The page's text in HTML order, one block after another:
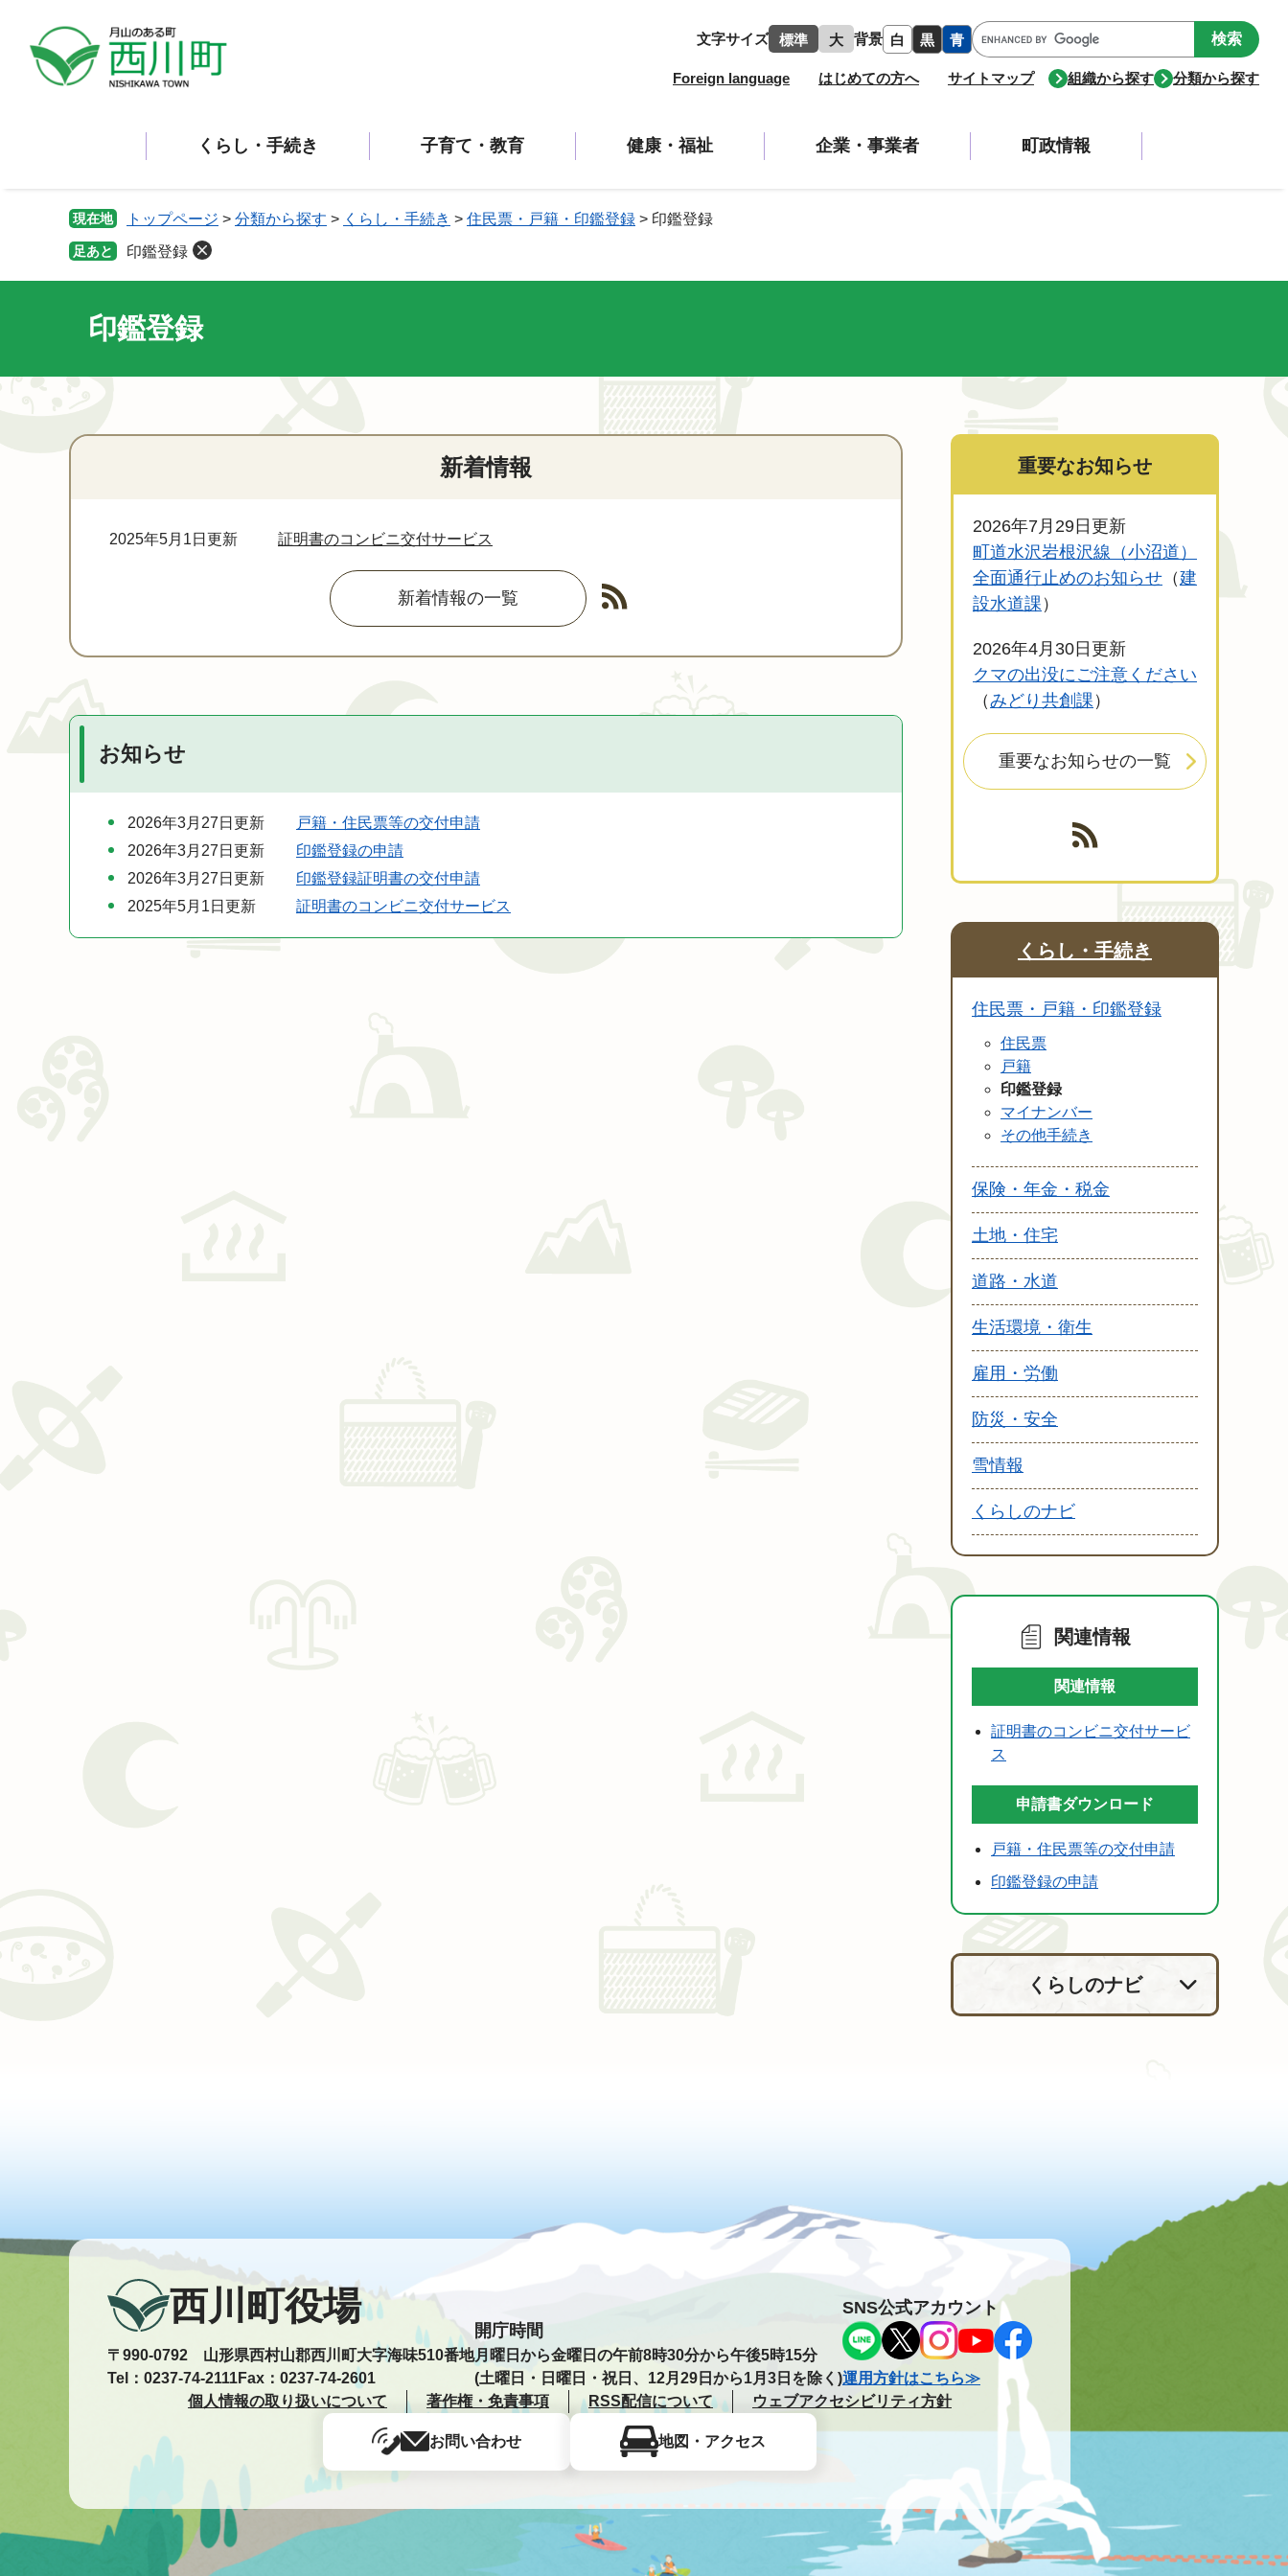
文字サイズ 標準 大 背景 白 黒 青
Google
カ
ス
Foreign language はじめての方へ サイトマップ 組織から探す 分類から探す
くらし・手続き 子育て・教育 健康・福祉 企業・事業者 町政情報
現在地 トップページ > 分類から探す > くらし・手続き > 住民票・戸籍・印鑑登録 > 印鑑登録
足あと 印鑑登録
印鑑登録
本
新着情報
2025年5月1日更新 証明書のコンビニ交付サービス
新着情報の一覧
お知らせ
2026年3月27日更新
戸籍・住民票等の交付申請
2026年3月27日更新
印鑑登録の申請
2026年3月27日更新
印鑑登録証明書の交付申請
2025年5月1日更新
証明書のコンビニ交付サービス
重要なお知らせ
2026年7月29日更新
町道水沢岩根沢線（小沼道）
全面通行止めのお知らせ
建
設水道課
2026年4月30日更新
クマの出没にご注意ください
みどり共創課
重要なお知らせの一覧
くらし・手続き
住民票・戸籍・印鑑登録
住民票
戸籍
印鑑登録
マイナンバー
その他手続き
保険・年金・税金
土地・住宅
道路・水道
生活環境・衛生
雇用・労働
防災・安全
雪情報
くらしのナビ
関連情報
関連情報
証明書のコンビニ交付サービ
ス
申請書ダウンロード
戸籍・住民票等の交付申請
印鑑登録の申請
くらしのナビ
西川町役場
〒990-0792 山形県西村山郡西川町大字海味510番地
Tel：0237-74-2111Fax：0237-74-2601
開庁時間
月曜日から金曜日の午前8時30分から午後5時15分
(土曜日・日曜日・祝日、12月29日から1月3日を除く)
SNS公式アカウント
運用方針はこちら≫
個人情報の取り扱いについて
著作権・免責事項 RSS配信について ウェブアクセシビリティ方針
お問い合わせ 地図・アクセス